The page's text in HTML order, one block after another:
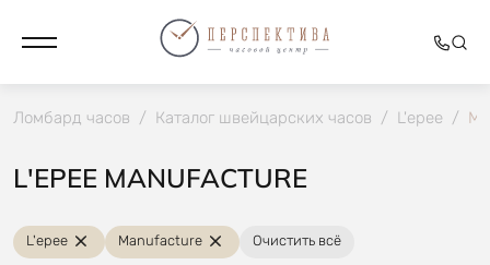
Ломбард часов / Каталог швейцарских часов / L'epee /
L'EPEE MANUFACTURE
L'epee Manufacture Очистить всё